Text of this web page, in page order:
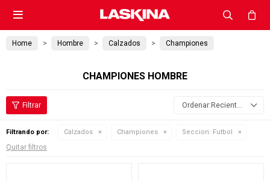

Home Hombre Calzados Championes
CHAMPIONES HOMBRE
Recientes
Filtrando por: Calzados Championes Seccion: Futbol
Quitar filtros